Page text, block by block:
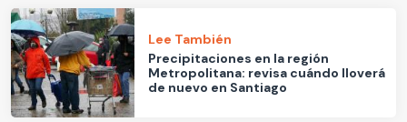
Lee También
Precipitaciones en la región
Metropolitana: revisa cuándo lloverá
de nuevo en Santiago